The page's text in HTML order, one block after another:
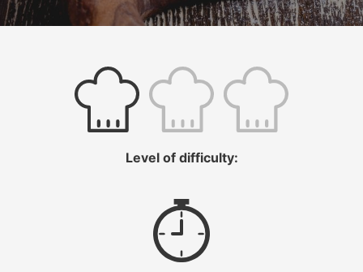
Level of difficulty: